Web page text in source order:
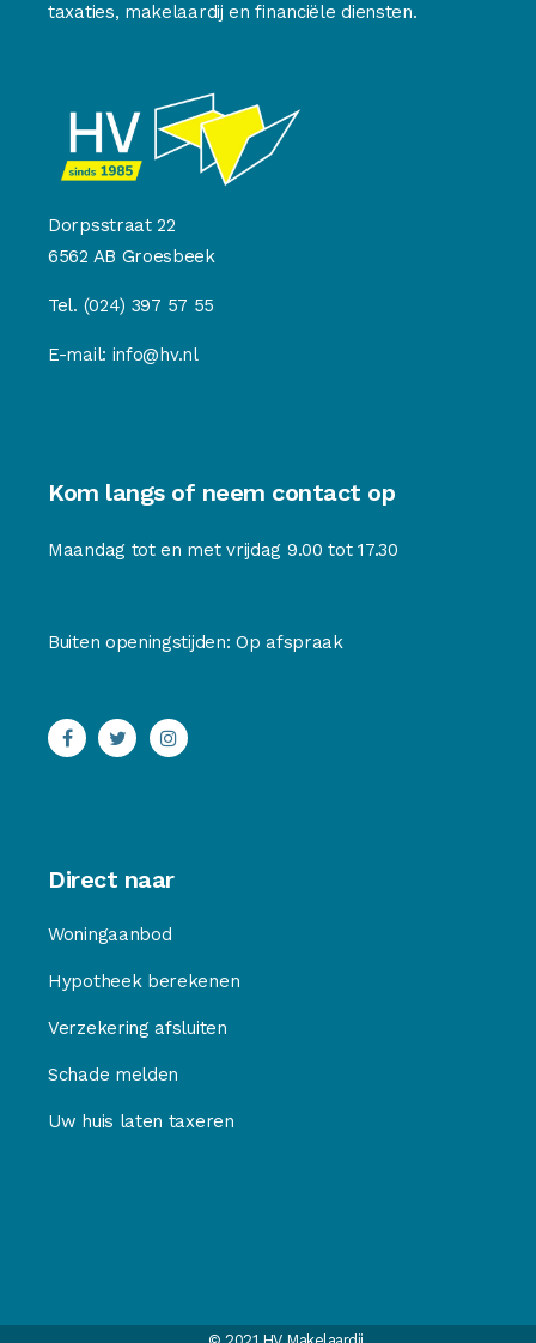
taxaties, makelaardij en financiële diensten.
Dorpsstraat 22
6562 AB Groesbeek
Tel. (024) 397 57 55
E-mail: info@hv.nl
Kom langs of neem contact op
Maandag tot en met vrijdag 9.00 tot 17.30
Buiten openingstijden: Op afspraak
Direct naar
Woningaanbod
Hypotheek berekenen
Verzekering afsluiten
Schade melden
Uw huis laten taxeren